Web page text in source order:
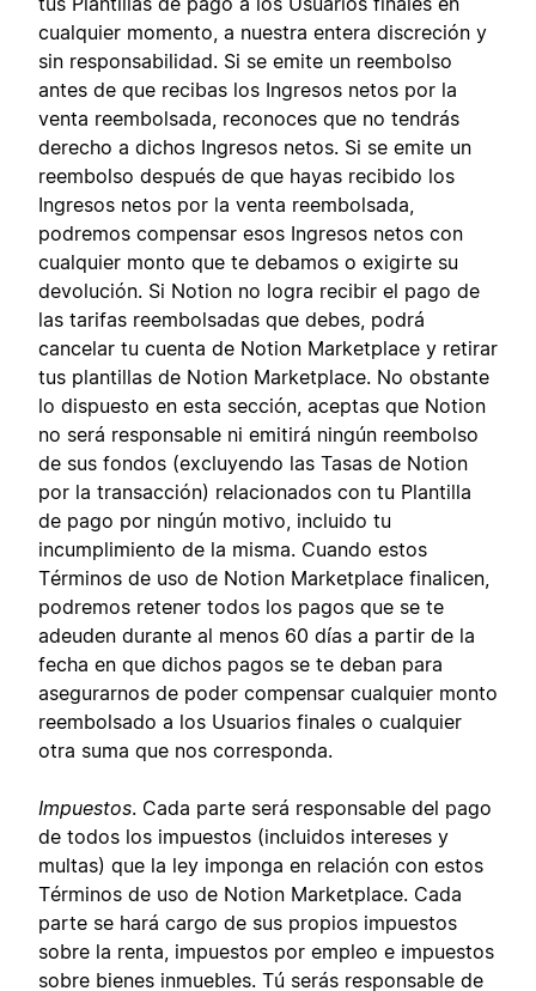
cualquier momento, a nuestra entera discreción y
sin responsabilidad. Si se emite un reembolso
antes de que recibas los Ingresos netos por la
venta reembolsada, reconoces que no tendrás
derecho a dichos Ingresos netos. Si se emite un
reembolso después de que hayas recibido los
Ingresos netos por la venta reembolsada,
podremos compensar esos Ingresos netos con
cualquier monto que te debamos o exigirte su
devolución. Si Notion no logra recibir el pago de
las tarifas reembolsadas que debes, podrá
cancelar tu cuenta de Notion Marketplace y retirar
tus plantillas de Notion Marketplace. No obstante
lo dispuesto en esta sección, aceptas que Notion
no será responsable ni emitirá ningún reembolso
de sus fondos (excluyendo las Tasas de Notion
por la transacción) relacionados con tu Plantilla
de pago por ningún motivo, incluido tu
incumplimiento de la misma. Cuando estos
Términos de uso de Notion Marketplace finalicen,
podremos retener todos los pagos que se te
adeuden durante al menos 60 días a partir de la
fecha en que dichos pagos se te deban para
asegurarnos de poder compensar cualquier monto
reembolsado a los Usuarios finales o cualquier
otra suma que nos corresponda.
Impuestos. Cada parte será responsable del pago
de todos los impuestos (incluidos intereses y
multas) que la ley imponga en relación con estos
Términos de uso de Notion Marketplace. Cada
parte se hará cargo de sus propios impuestos
sobre la renta, impuestos por empleo e impuestos
sobre bienes inmuebles. Tú serás responsable de